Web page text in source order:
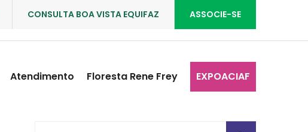
ASSOCIE-SE
CONSULTA BOA VISTA EQUIFAZ
Atendimento Floresta Rene Frey EXPOACIAF